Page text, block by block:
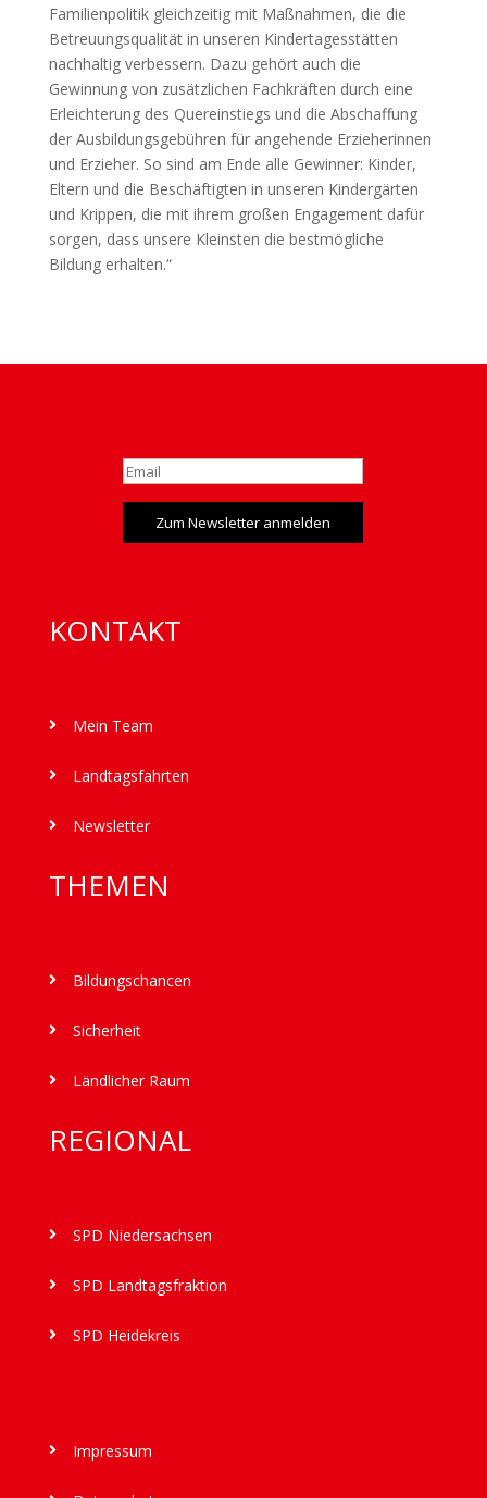
Familienpolitik gleichzeitig mit Maßnahmen, die die
Betreuungsqualität in unseren Kindertagesstätten
nachhaltig verbessern. Dazu gehört auch die
Gewinnung von zusätzlichen Fachkräften durch eine
Erleichterung des Quereinstiegs und die Abschaffung
der Ausbildungsgebühren für angehende Erzieherinnen
und Erzieher. So sind am Ende alle Gewinner: Kinder,
Eltern und die Beschäftigten in unseren Kindergärten
und Krippen, die mit ihrem großen Engagement dafür
sorgen, dass unsere Kleinsten die bestmögliche
Bildung erhalten.“
Zum Newsletter anmelden
KONTAKT
 Mein Team
 Landtagsfahrten
 Newsletter
THEMEN
 Bildungschancen
 Sicherheit
 Ländlicher Raum
REGIONAL
 SPD Niedersachsen
 SPD Landtagsfraktion
 SPD Heidekreis
 Impressum